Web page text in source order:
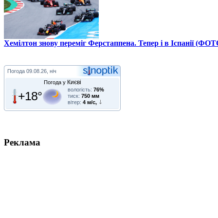
Хемілтон знову переміг Ферстаппена. Тепер і в Іспанії
Погода 09.08.26, ніч
Погода у Києві
+18° вологість: 76%
тиск: 750 мм
вітер: 4 м/с,
Реклама